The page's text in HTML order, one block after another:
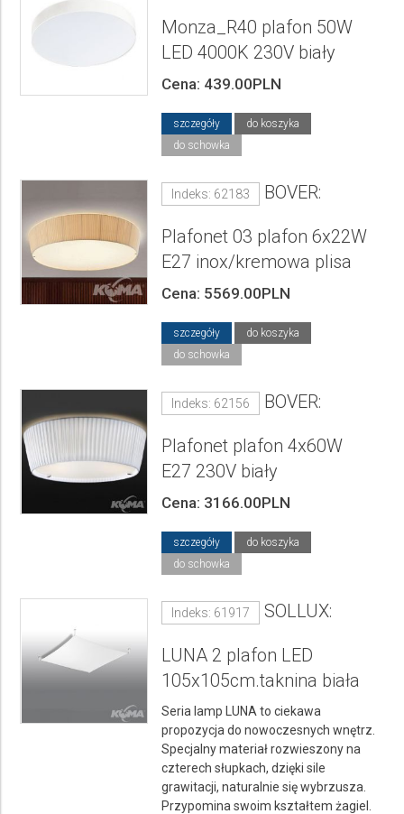
Monza_R40 plafon 50W
LED 4000K 230V biały
Cena: 439.00PLN
szczegóły
do koszyka
do schowka
Indeks: 62183 BOVER:
Plafonet 03 plafon 6x22W
E27 inox/kremowa plisa
Cena: 5569.00PLN
szczegóły
do koszyka
do schowka
Indeks: 62156 BOVER:
Plafonet plafon 4x60W
E27 230V biały
Cena: 3166.00PLN
szczegóły
do koszyka
do schowka
Indeks: 61917 SOLLUX:
LUNA 2 plafon LED
105x105cm.taknina biała
Seria lamp LUNA to ciekawa
propozycja do nowoczesnych wnętrz.
Specjalny materiał rozwieszony na
czterech słupkach, dzięki sile
grawitacji, naturalnie się wybrzusza.
Przypomina swoim kształtem żagiel.